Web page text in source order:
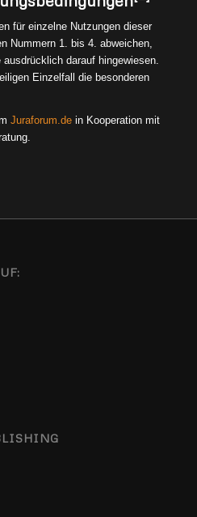
für einzelne Nutzungen dieser
Nummern 1. bis 4. abweichen,
darauf hingewiesen.
Einzelfall die besonderen
Juraforum.dein Kooperation mit